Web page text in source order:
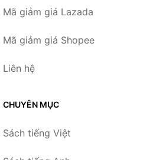
Mã giảm giá Lazada
Mã giảm giá Shopee
Liên hệ
CHUYÊN MỤC
Sách tiếng Việt